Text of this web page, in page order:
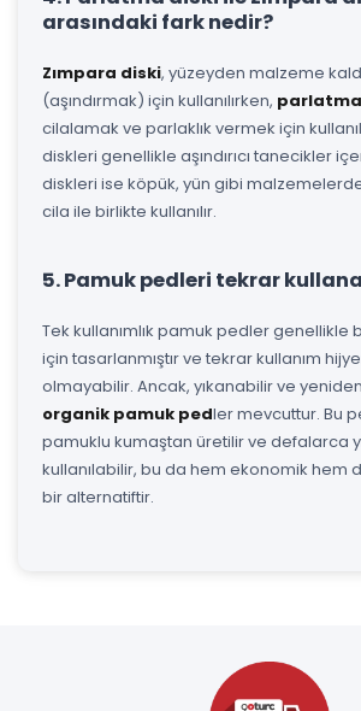
arasındaki fark nedir?
Zımpara diski, yüzeyden malzeme
(aşındırmak) için kullanılırken,
cilalamak ve parlaklık vermek için
diskleri genellikle aşındırıcı tanecikler
diskleri ise köpük, yün gibi
cila ile birlikte kullanılır.
5. Pamuk pedleri tekrar
Tek kullanımlık pamuk pedler genellikle
için tasarlanmıştır ve tekrar kullanım
olmayabilir. Ancak, yıkanabilir ve
organik pamuk pedler mevcuttur. Bu
pamuklu kumaştan üretilir ve defalarca
kullanılabilir, bu da hem ekonomik hem
bir alternatiftir.